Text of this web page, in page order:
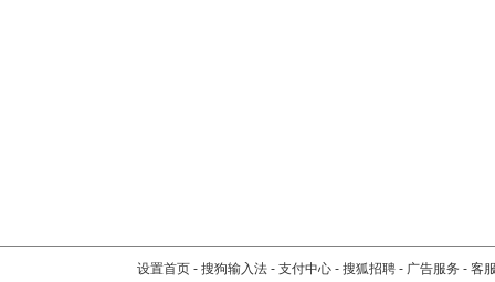
设置首页 - 搜狗输入法 - 支付中心 - 搜狐招聘 - 广告服务 - 客